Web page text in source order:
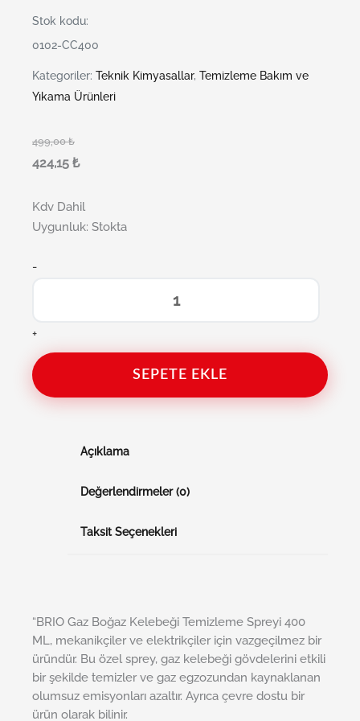
Stok kodu:
0102-CC400
Kategoriler: Teknik Kimyasallar, Temizleme Bakım ve
Yıkama Ürünleri
499,00₺
424,15 ₺
Kdv Dahil
Uygunluk: Stokta
-
+
SEPETE EKLE
Açıklama
Değerlendirmeler (0)
Taksit Seçenekleri
“BRIO Gaz Boğaz Kelebeği Temizleme Spreyi 400
ML, mekanikçiler ve elektrikçiler için vazgeçilmez bir
üründür. Bu özel sprey, gaz kelebeği gövdelerini etkili
bir şekilde temizler ve gaz egzozundan kaynaklanan
olumsuz emisyonları azaltır. Ayrıca çevre dostu bir
ürün olarak bilinir.